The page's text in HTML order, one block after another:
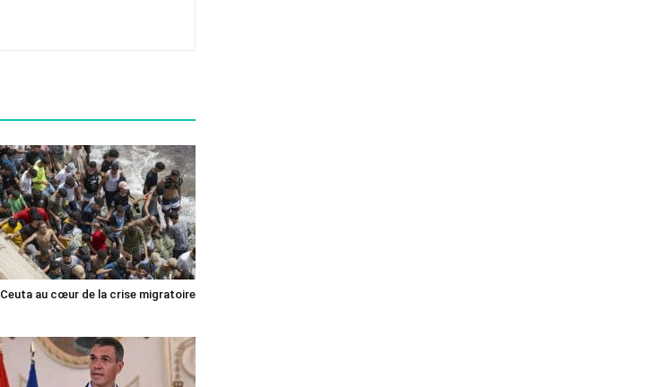
Ceuta au cœur de la crise migratoire